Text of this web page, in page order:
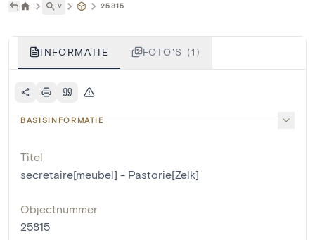
˅ 25815
INFORMATIE FOTO'S (1)
BASISINFORMATIE
Titel
secretaire[meubel] - Pastorie[Zelk]
Objectnummer
25815